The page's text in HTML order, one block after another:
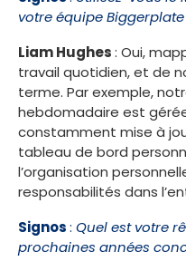
votre équipe Biggerplate
Liam Hughes: Oui,
travail quotidien, et de
terme. Par exemple,
hebdomadaire est
constamment mise à
tableau de bord
l’organisation
responsabilités dans
Signos: Quel est votre
prochaines années